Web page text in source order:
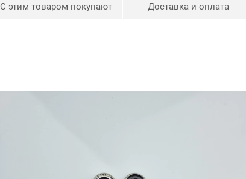
С этим товаром покупают Доставка и оплата